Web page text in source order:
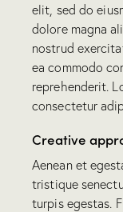
elit, sed do
dolore magna
nostrud
ea commodo
reprehenderit.
consectetur
Creative
Aenean et
tristique
turpis egestas.